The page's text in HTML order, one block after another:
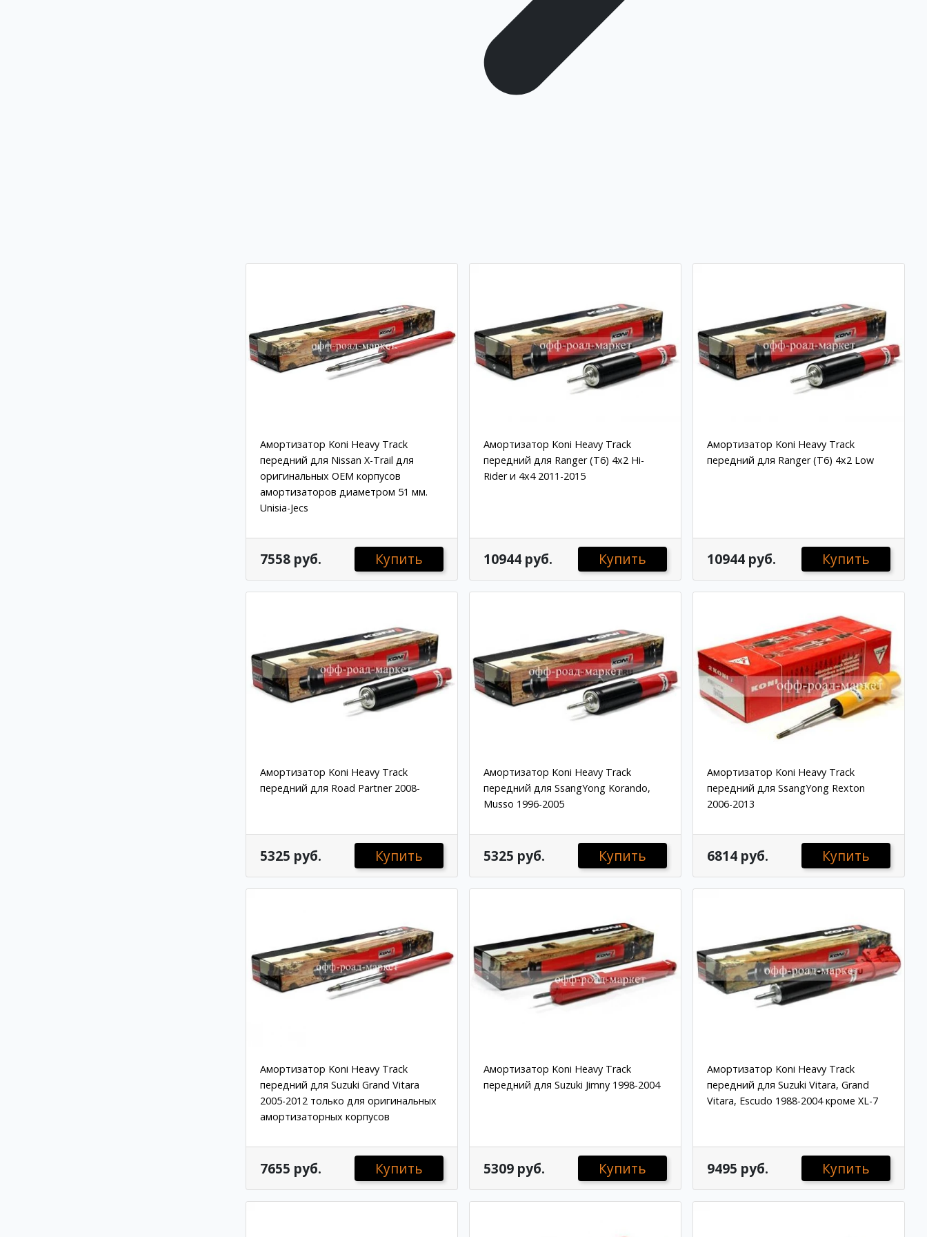
Амортизатор Koni Heavy Track
передний для Nissan X-Trail для
оригинальных OEM корпусов
амортизаторов диаметром 51 мм.
Unisia-Jecs
7558 руб. Купить
Амортизатор Koni Heavy Track
передний для Ranger (T6) 4x2 Hi-
Rider и 4x4 2011-2015
10944 руб. Купить
Амортизатор Koni Heavy Track
передний для Ranger (T6) 4x2 Low
10944 руб. Купить
Амортизатор Koni Heavy Track
передний для Road Partner 2008-
5325 руб. Купить
Амортизатор Koni Heavy Track
передний для SsangYong Korando,
Musso 1996-2005
5325 руб. Купить
Амортизатор Koni Heavy Track
передний для SsangYong Rexton
2006-2013
6814 руб. Купить
Амортизатор Koni Heavy Track
передний для Suzuki Grand Vitara
2005-2012 только для оригинальных
амортизаторных корпусов
7655 руб. Купить
Амортизатор Koni Heavy Track
передний для Suzuki Jimny 1998-2004
5309 руб. Купить
Амортизатор Koni Heavy Track
передний для Suzuki Vitara, Grand
Vitara, Escudo 1988-2004 кроме XL-7
9495 руб. Купить